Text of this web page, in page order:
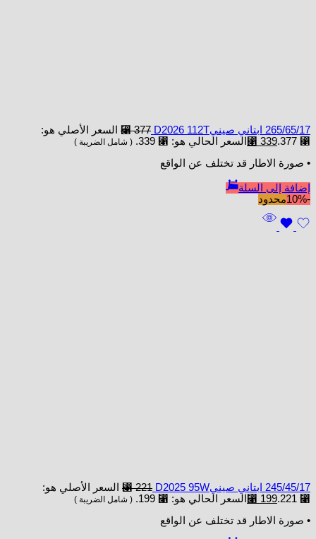
265/65/17 ابتاني صينيD2026 112T ⃁377
السعر الأصلي هو:
⃁ 377.
⃁ 339 السعر الحالي هو: ⃁ 339. ( شامل الضريبة )
• صورة الاطار قد تختلف عن الواقع
إضافة إلى السلة
-10%
محدود
245/45/17 ابتاني صينيD2025 95W ⃁221
السعر الأصلي هو:
⃁ 221.
⃁ 199 السعر الحالي هو: ⃁ 199. ( شامل الضريبة )
• صورة الاطار قد تختلف عن الواقع